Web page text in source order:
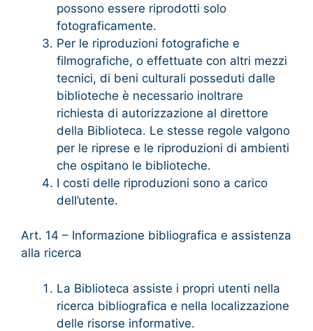
possono essere riprodotti solo
fotograficamente.
Per le riproduzioni fotografiche e
filmografiche, o effettuate con altri mezzi
tecnici, di beni culturali posseduti dalle
biblioteche è necessario inoltrare
richiesta di autorizzazione al direttore
della Biblioteca. Le stesse regole valgono
per le riprese e le riproduzioni di ambienti
che ospitano le biblioteche.
I costi delle riproduzioni sono a carico
dell’utente.
Art. 14 – Informazione bibliografica e assistenza
alla ricerca
La Biblioteca assiste i propri utenti nella
ricerca bibliografica e nella localizzazione
delle risorse informative.